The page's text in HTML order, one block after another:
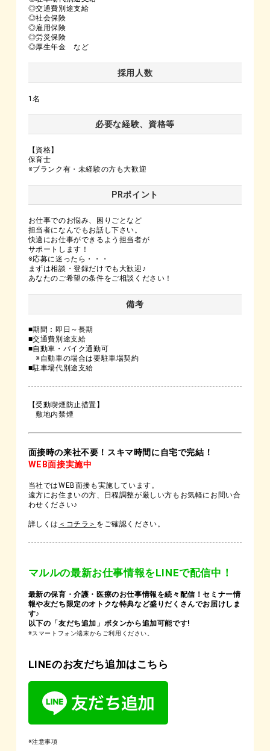
◎交通費別途支給
◎社会保険
◎雇用保険
◎労災保険
◎厚生年金 など
採用人数
1名
必要な経験、資格等
【資格】
保育士
※ブランク有・未経験の方も大歓迎
PRポイント
お仕事でのお悩み、困りごとなど
担当者になんでもお話し下さい。
快適にお仕事ができるよう担当者が
サポートします！
※応募に迷ったら・・・
まずは相談・登録だけでも大歓迎♪
あなたのご希望の条件をご相談ください！
備考
■期間：即日～長期
■交通費別途支給
■自動車・バイク通勤可
※自動車の場合は要駐車場契約
■駐車場代別途支給
【受動喫煙防止措置】
敷地内禁煙
面接時の来社不要！スキマ時間に自宅で完結！
WEB面接実施中
当社ではWEB面接も実施しています。
遠方にお住まいの方、日程調整が厳しい方もお気軽にお問い合
わせください♪
詳しくは ＜コチラ＞ をご確認ください。
マルルの最新お仕事情報をLINEで配信中！
最新の保育・介護・医療のお仕事情報を続々配信！セミナー情
報や友だち限定のオトクな特典など盛りだくさんでお届けしま
す♪
以下の「友だち追加」ボタンから追加可能です!
※スマートフォン端末からご利用ください。
LINEのお友だち追加はこちら
※注意事項